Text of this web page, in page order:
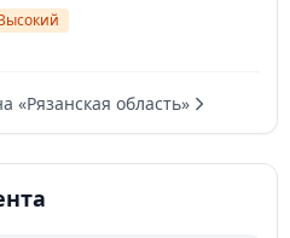
«Рязанская область»